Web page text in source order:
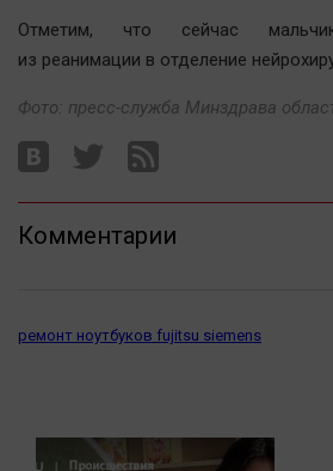
Челябинск космический
Другие рубрики
Bookworms
Online-консультация
Актуальная тема
Быстрый медиазавод
Отметим, что сейчас
из реанимации в отделение
Фото: пресс-служба Минздрава
Комментарии
ремонт ноутбуков fujitsu siemens